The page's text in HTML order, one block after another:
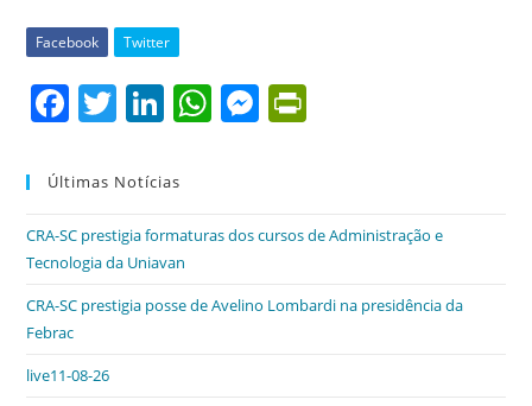
Facebook Twitter
F
c
b
o
o
k
T
itt
er
Li
k
dI
n
W
A
p
M
n
g
ri
e
n
Últimas Notícias
CRA-SC prestigia formaturas dos cursos de Administração e
Tecnologia da Uniavan
CRA-SC prestigia posse de Avelino Lombardi na presidência da
Febrac
live11-08-26